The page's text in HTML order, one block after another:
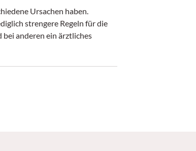
Ursachen haben.
strengere Regeln für die
bei anderen ein ärztliches